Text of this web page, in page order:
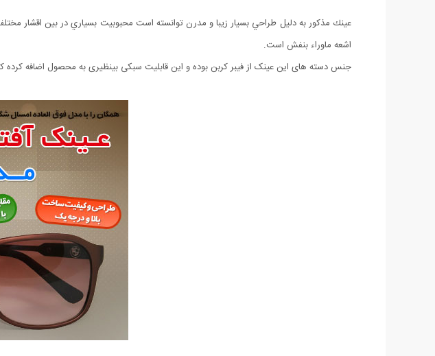
اشعه ماوراء بنفش است.
جنس دسته های این عینک از فیبر کربن بوده و این قابلیت سبکی بینظیری به محصول اضافه